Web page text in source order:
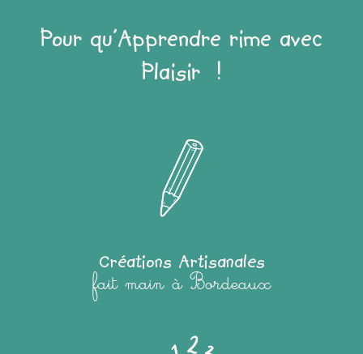
Pour qu'Apprendre rime avec
Plaisir !
Créations Artisanales
fait main à Bordeaux